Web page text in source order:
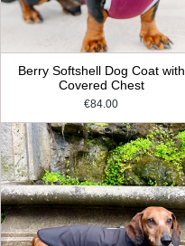
Berry Softshell Dog Coat with
Covered Chest
€84.00